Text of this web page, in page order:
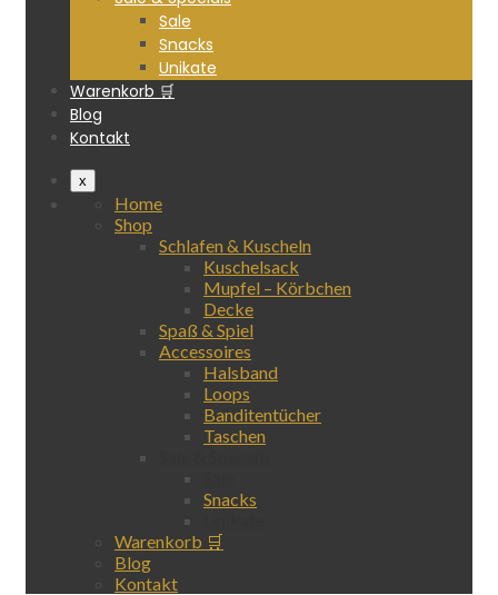
Sale
Snacks
Unikate
Warenkorb 🛒
Blog
Kontakt
x
Home
Shop
Schlafen & Kuscheln
Kuschelsack
Mupfel – Körbchen
Decke
Spaß & Spiel
Accessoires
Halsband
Loops
Banditentücher
Taschen
Snacks
Warenkorb 🛒
Blog
Kontakt